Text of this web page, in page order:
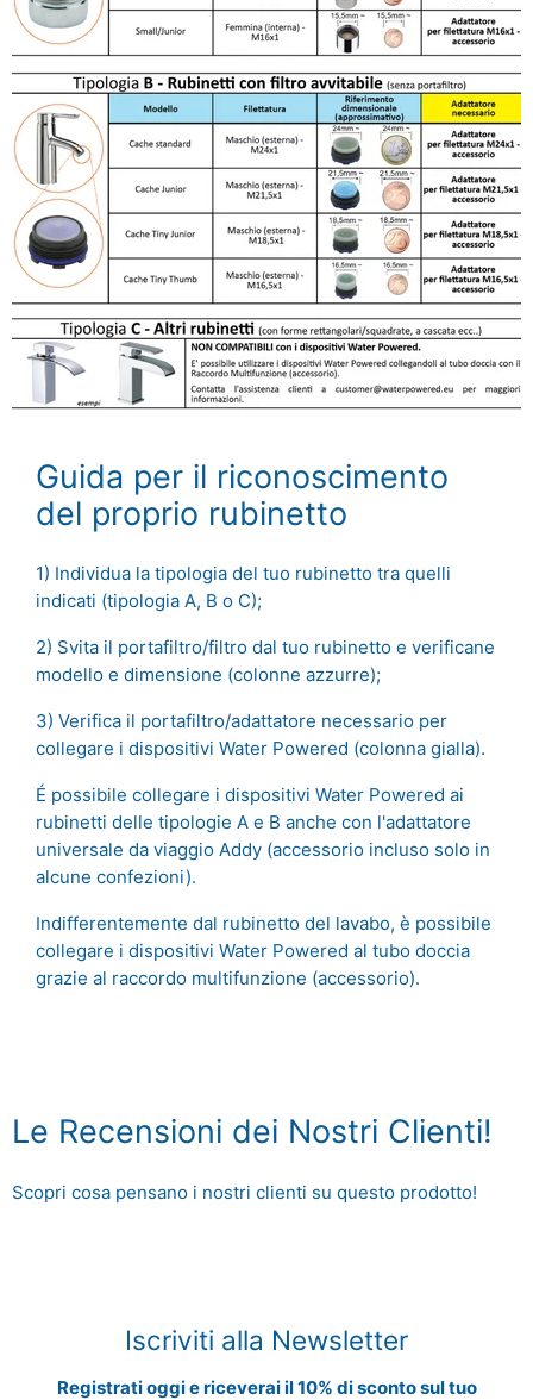
Guida per il riconoscimento
del proprio rubinetto
1) Individua la tipologia del tuo rubinetto tra quelli
indicati (tipologia A, B o C);
2) Svita il portafiltro/filtro dal tuo rubinetto e verificane
modello e dimensione (colonne azzurre);
3) Verifica il portafiltro/adattatore necessario per
collegare i dispositivi Water Powered (colonna gialla).
É possibile collegare i dispositivi Water Powered ai
rubinetti delle tipologie A e B anche con l'adattatore
universale da viaggio Addy (accessorio incluso solo in
alcune confezioni).
Indifferentemente dal rubinetto del lavabo, è possibile
collegare i dispositivi Water Powered al tubo doccia
grazie al raccordo multifunzione (accessorio).
Le Recensioni dei Nostri Clienti!
Scopri cosa pensano i nostri clienti su questo prodotto!
Iscriviti alla Newsletter
Registrati oggi e riceverai il 10% di sconto sul tuo